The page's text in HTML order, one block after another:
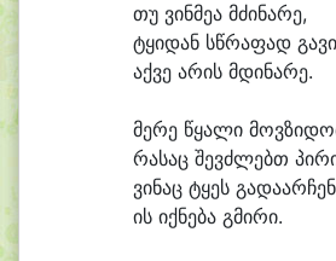
თუ ვინმეა მძინარე,
ტყიდან სწრაფად გა
აქვე არის მდინარე.
მერე წყალი მოვზი
რასაც შევძლებთ პი
ვინაც ტყეს გადაარ
ის იქნება გმირი.